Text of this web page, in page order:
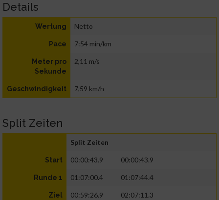
Details
Wertung Netto
Pace 7:54 min/km
Meter pro
Sekunde
2,11 m/s
Geschwindigkeit 7,59 km/h
Split Zeiten
Split Zeiten
Start 00:00:43.9 00:00:43.9
Runde 1 01:07:00.4 01:07:44.4
Ziel 00:59:26.9 02:07:11.3